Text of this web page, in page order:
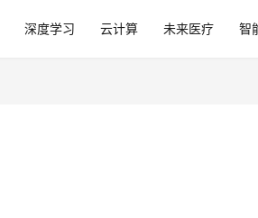
深度学习 云计算 未来医疗 智